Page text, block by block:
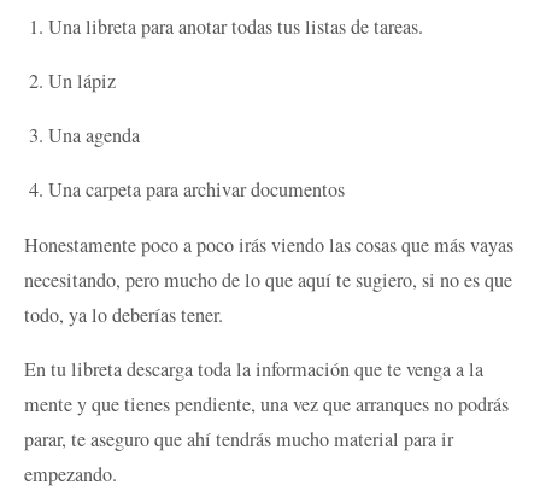
Una libreta para anotar todas tus listas de tareas.
Un lápiz
Una agenda
Una carpeta para archivar documentos
Honestamente poco a poco irás viendo las cosas que más vayas
necesitando, pero mucho de lo que aquí te sugiero, si no es que
todo, ya lo deberías tener.
En tu libreta descarga toda la información que te venga a la
mente y que tienes pendiente, una vez que arranques no podrás
parar, te aseguro que ahí tendrás mucho material para ir
empezando.